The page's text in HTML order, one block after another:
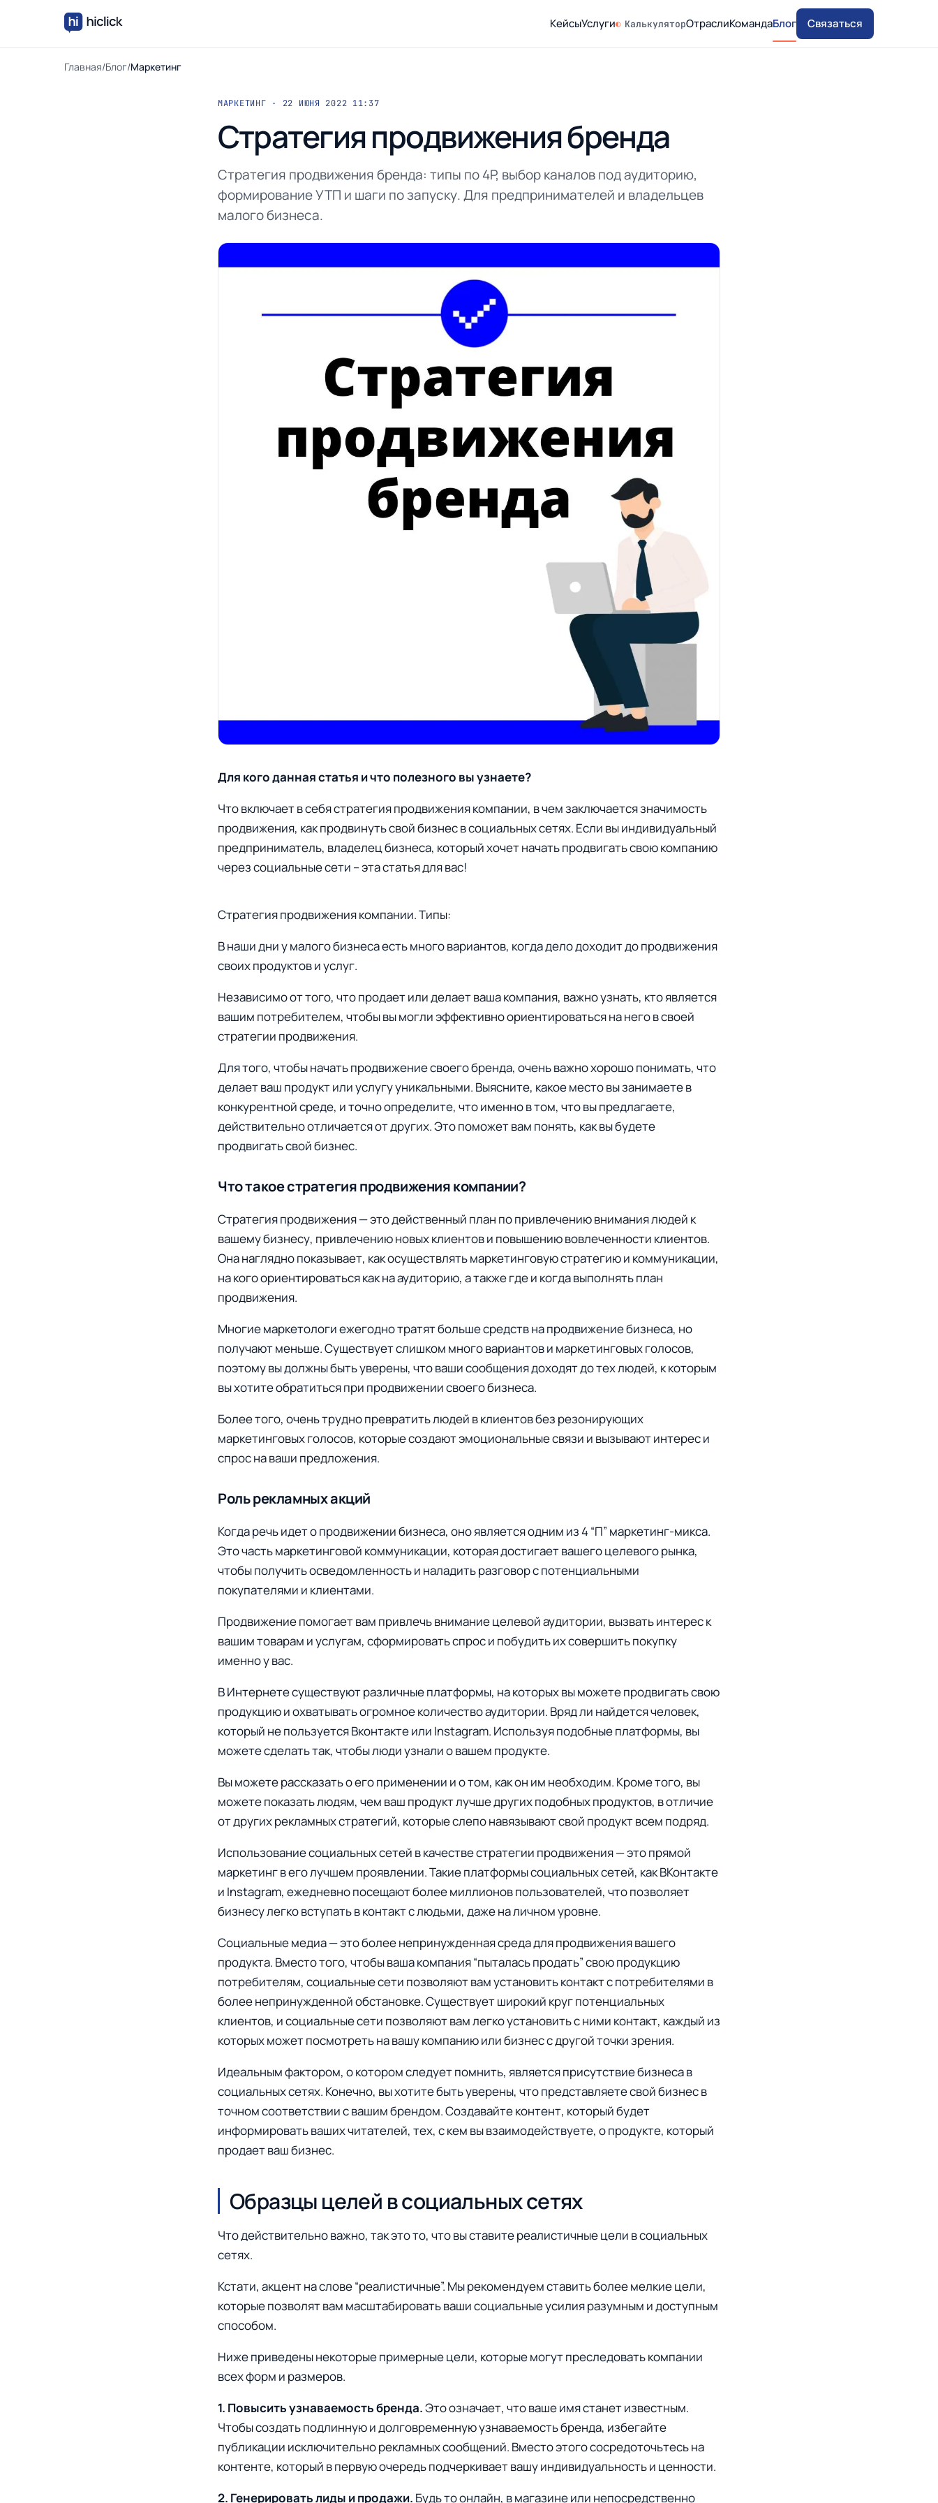
КейсыУслуги КалькуляторОтраслиКомандаБлог Связаться
Главная/Блог/Маркетинг
МАРКЕТИНГ · 22 ИЮНЯ 2022 11:37
Стратегия продвижения бренда
Стратегия продвижения бренда: типы по 4P, выбор каналов под аудиторию,
формирование УТП и шаги по запуску. Для предпринимателей и владельцев
малого бизнеса.
Для кого данная статья и что полезного вы узнаете?
Что включает в себя стратегия продвижения компании, в чем заключается значимость
продвижения, как продвинуть свой бизнес в социальных сетях. Если вы индивидуальный
предприниматель, владелец бизнеса, который хочет начать продвигать свою компанию
через социальные сети – эта статья для вас!
Стратегия продвижения компании. Типы:
В наши дни у малого бизнеса есть много вариантов, когда дело доходит до продвижения
своих продуктов и услуг.
Независимо от того, что продает или делает ваша компания, важно узнать, кто является
вашим потребителем, чтобы вы могли эффективно ориентироваться на него в своей
стратегии продвижения.
Для того, чтобы начать продвижение своего бренда, очень важно хорошо понимать, что
делает ваш продукт или услугу уникальными. Выясните, какое место вы занимаете в
конкурентной среде, и точно определите, что именно в том, что вы предлагаете,
действительно отличается от других. Это поможет вам понять, как вы будете
продвигать свой бизнес.
Что такое стратегия продвижения компании?
Стратегия продвижения — это действенный план по привлечению внимания людей к
вашему бизнесу, привлечению новых клиентов и повышению вовлеченности клиентов.
Она наглядно показывает, как осуществлять маркетинговую стратегию и коммуникации,
на кого ориентироваться как на аудиторию, а также где и когда выполнять план
продвижения.
Многие маркетологи ежегодно тратят больше средств на продвижение бизнеса, но
получают меньше. Существует слишком много вариантов и маркетинговых голосов,
поэтому вы должны быть уверены, что ваши сообщения доходят до тех людей, к которым
вы хотите обратиться при продвижении своего бизнеса.
Более того, очень трудно превратить людей в клиентов без резонирующих
маркетинговых голосов, которые создают эмоциональные связи и вызывают интерес и
спрос на ваши предложения.
Роль рекламных акций
Когда речь идет о продвижении бизнеса, оно является одним из 4 “П” маркетинг-микса.
Это часть маркетинговой коммуникации, которая достигает вашего целевого рынка,
чтобы получить осведомленность и наладить разговор с потенциальными
покупателями и клиентами.
Продвижение помогает вам привлечь внимание целевой аудитории, вызвать интерес к
вашим товарам и услугам, сформировать спрос и побудить их совершить покупку
именно у вас.
В Интернете существуют различные платформы, на которых вы можете продвигать свою
продукцию и охватывать огромное количество аудитории. Вряд ли найдется человек,
который не пользуется Вконтакте или Instagram. Используя подобные платформы, вы
можете сделать так, чтобы люди узнали о вашем продукте.
Вы можете рассказать о его применении и о том, как он им необходим. Кроме того, вы
можете показать людям, чем ваш продукт лучше других подобных продуктов, в отличие
от других рекламных стратегий, которые слепо навязывают свой продукт всем подряд.
Использование социальных сетей в качестве стратегии продвижения — это прямой
маркетинг в его лучшем проявлении. Такие платформы социальных сетей, как ВКонтакте
и Instagram, ежедневно посещают более миллионов пользователей, что позволяет
бизнесу легко вступать в контакт с людьми, даже на личном уровне.
Социальные медиа — это более непринужденная среда для продвижения вашего
продукта. Вместо того, чтобы ваша компания “пыталась продать” свою продукцию
потребителям, социальные сети позволяют вам установить контакт с потребителями в
более непринужденной обстановке. Существует широкий круг потенциальных
клиентов, и социальные сети позволяют вам легко установить с ними контакт, каждый из
которых может посмотреть на вашу компанию или бизнес с другой точки зрения.
Идеальным фактором, о котором следует помнить, является присутствие бизнеса в
социальных сетях. Конечно, вы хотите быть уверены, что представляете свой бизнес в
точном соответствии с вашим брендом. Создавайте контент, который будет
информировать ваших читателей, тех, с кем вы взаимодействуете, о продукте, который
продает ваш бизнес.
Образцы целей в социальных сетях
Что действительно важно, так это то, что вы ставите реалистичные цели в социальных
сетях.
Кстати, акцент на слове “реалистичные”. Мы рекомендуем ставить более мелкие цели,
которые позволят вам масштабировать ваши социальные усилия разумным и доступным
способом.
Ниже приведены некоторые примерные цели, которые могут преследовать компании
всех форм и размеров.
1. Повысить узнаваемость бренда.Это означает, что ваше имя станет известным.
Чтобы создать подлинную и долговременную узнаваемость бренда, избегайте
публикации исключительно рекламных сообщений. Вместо этого сосредоточьтесь на
контенте, который в первую очередь подчеркивает вашу индивидуальность и ценности.
2. Генерировать лиды и продажи. Будь то онлайн, в магазине или непосредственно